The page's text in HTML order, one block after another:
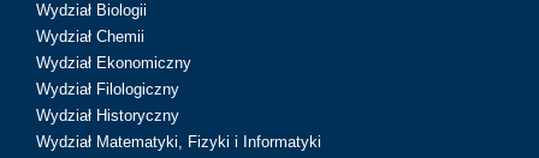
Wydział Biologii
Wydział Chemii
Wydział Ekonomiczny
Wydział Filologiczny
Wydział Historyczny
Wydział Matematyki, Fizyki i Informatyki